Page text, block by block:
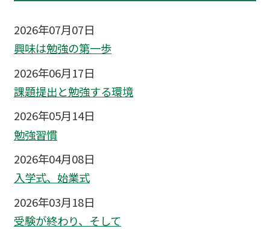
2026年07月07日
興味は勉強の第一歩
2026年06月17日
課題提出と勉強する環境
2026年05月14日
勉強習慣
2026年04月08日
入学式、始業式
2026年03月18日
受験が終わり、そして